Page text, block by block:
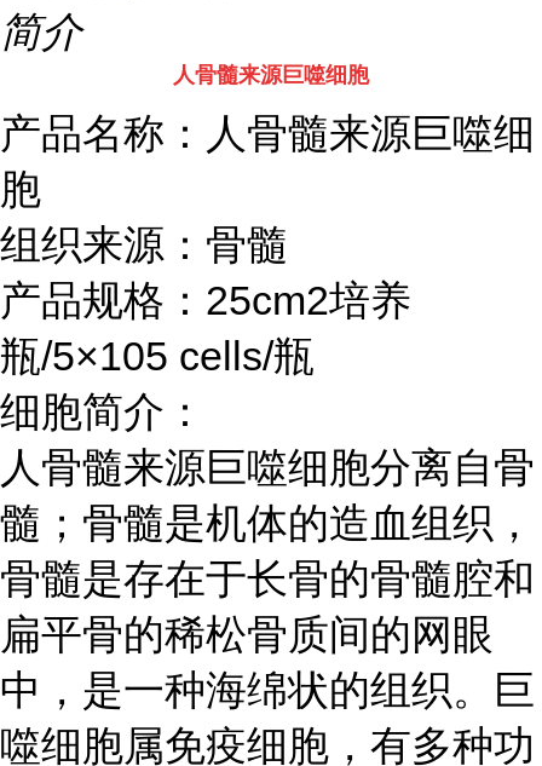
简介
人骨髓来源巨噬细胞
产品名称：人骨髓来源巨噬细
胞
组织来源：骨髓
产品规格： 25cm2培养
瓶/5×105 cells/瓶
细胞简介：
人骨髓来源巨噬细胞分离自骨
髓；骨髓是机体的造血组织，
骨髓是存在于长骨的骨髓腔和
扁平骨的稀松骨质间的网眼
中，是一种海绵状的组织。巨
噬细胞属免疫细胞，有多种功